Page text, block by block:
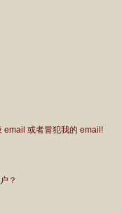
email 或者冒犯我的 email!
？